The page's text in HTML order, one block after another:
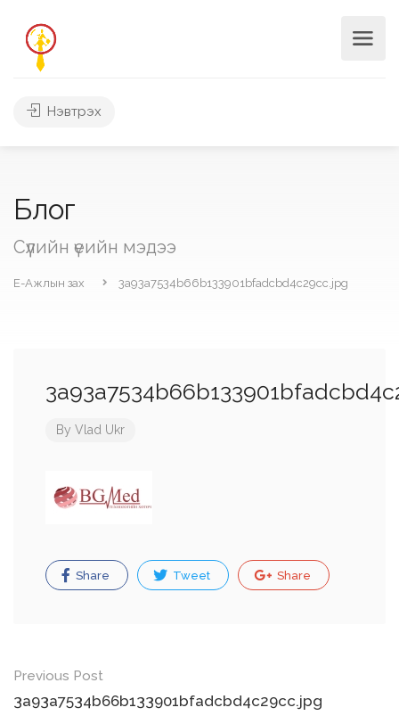
Нэвтрэх
Блог
Сүүлийн үеийн мэдээ
Е-Ажлын зах 3a93a7534b66b133901bfadcbd4c29cc.jpg
By Vlad Ukr
Share Tweet Share
Post
navigation
Previous Post
3a93a7534b66b133901bfadcbd4c29cc.jpg